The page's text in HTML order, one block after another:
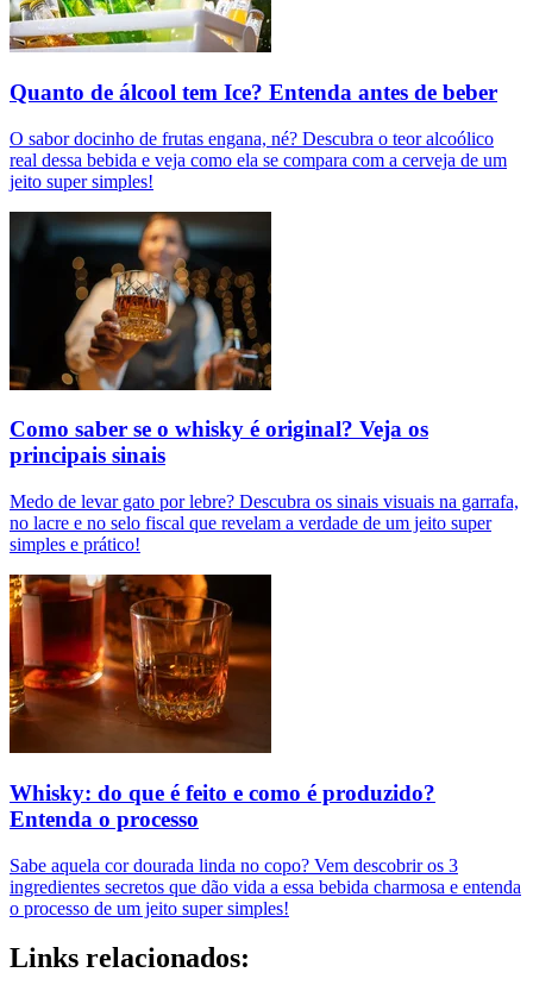
Quanto de álcool tem Ice? Entenda antes de beber
O sabor docinho de frutas engana, né? Descubra o teor alcoólico
real dessa bebida e veja como ela se compara com a cerveja de um
jeito super simples!
Como saber se o whisky é original? Veja os
principais sinais
Medo de levar gato por lebre? Descubra os sinais visuais na garrafa,
no lacre e no selo fiscal que revelam a verdade de um jeito super
simples e prático!
Whisky: do que é feito e como é produzido?
Entenda o processo
Sabe aquela cor dourada linda no copo? Vem descobrir os 3
ingredientes secretos que dão vida a essa bebida charmosa e entenda
o processo de um jeito super simples!
Links relacionados: